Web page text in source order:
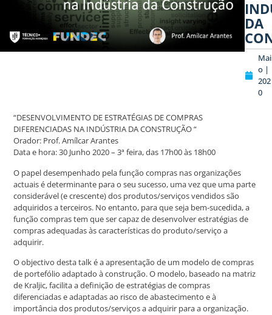
DA
Mai
o |
202
0
“DESENVOLVIMENTO DE ESTRATÉGIAS DE COMPRAS
DIFERENCIADAS NA INDÚSTRIA DA CONSTRUÇÃO “
Orador: Prof. Amílcar Arantes
Data e hora: 30 Junho 2020 – 3ª feira, das 17h00 às 18h00
O papel desempenhado pela função compras nas organizações
actuais é determinante para o seu sucesso, uma vez que uma parte
considerável (e crescente) dos produtos/serviços vendidos são
adquiridos a terceiros. No entanto, para que seja bem-sucedida, a
função compras tem que ser capaz de desenvolver estratégias de
compras adequadas às características do produto/serviço a
adquirir.
O objectivo desta talk é a apresentação de um modelo de compras
de portefólio adaptado à construção. O modelo, baseado na matriz
de Kraljic, facilita a definição de estratégias de compras
diferenciadas e adaptadas ao risco de abastecimento e à
importância dos produtos/serviços a adquirir para a organização.